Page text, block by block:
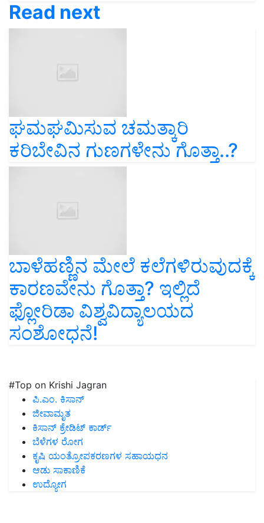
Read next
ಘಮಘಮಿಸುವ ಚಮತ್ಕಾರಿ
ಕರಿಬೇವಿನ ಗುಣಗಳೇನು ಗೊತ್ತಾ..?
ಬಾಳೆಹಣ್ಣಿನ ಮೇಲೆ ಕಲೆಗಳಿರುವುದಕ್ಕೆ
ಕಾರಣವೇನು ಗೊತ್ತಾ? ಇಲ್ಲಿದೆ
ಫ್ಲೋರಿಡಾ ವಿಶ್ವವಿದ್ಯಾಲಯದ
ಸಂಶೋಧನೆ!
#Top on Krishi Jagran
ಪಿ.ಎಂ. ಕಿಸಾನ್
ಜೀವಾಮೃತ
ಕಿಸಾನ್ ಕ್ರೇಡಿಟ್ ಕಾರ್ಡ್
ಬೆಳೆಗಳ ರೋಗ
ಕೃಷಿ ಯಂತ್ರೋಪಕರಣಗಳ ಸಹಾಯಧನ
ಆಡು ಸಾಕಾಣಿಕೆ
ಉದ್ಯೋಗ